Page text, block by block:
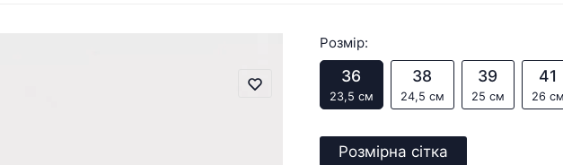
Розмір:
36
23,5 см
38
24,5 см
39
25 см
41
26 см
Розмірна сітка